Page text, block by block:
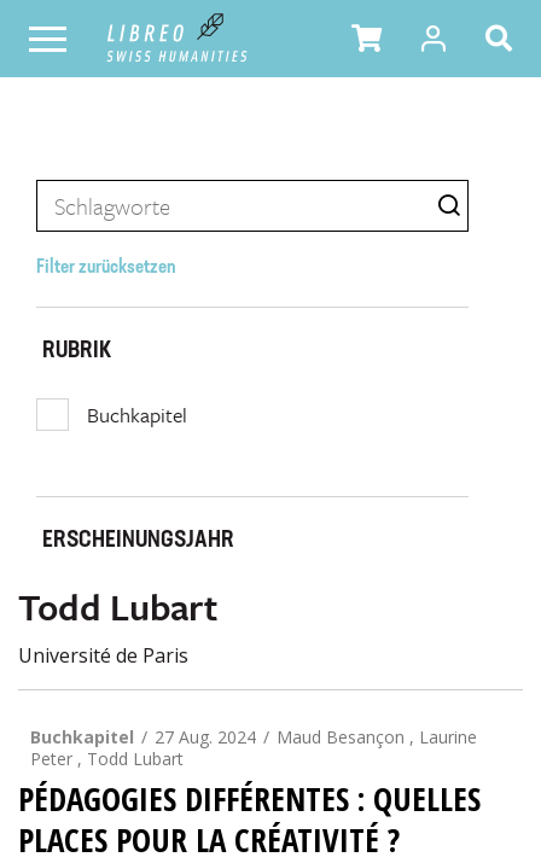
Filter zurücksetzen
RUBRIK
Buchkapitel
ERSCHEINUNGSJAHR
Todd Lubart
Université de Paris
Buchkapitel 27 Aug. 2024
Maud Besançon , Laurine
Peter , Todd Lubart
PÉDAGOGIES DIFFÉRENTES : QUELLES
PLACES POUR LA CRÉATIVITÉ ?